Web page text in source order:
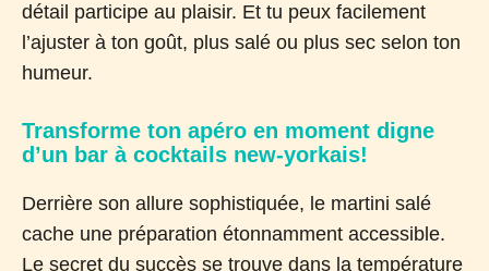
détail participe au plaisir. Et tu peux facilement
l’ajuster à ton goût, plus salé ou plus sec selon ton
humeur.
Transforme ton apéro en moment digne
d’un bar à cocktails new-yorkais!
Derrière son allure sophistiquée, le martini salé
cache une préparation étonnamment accessible.
Le secret du succès se trouve dans la température